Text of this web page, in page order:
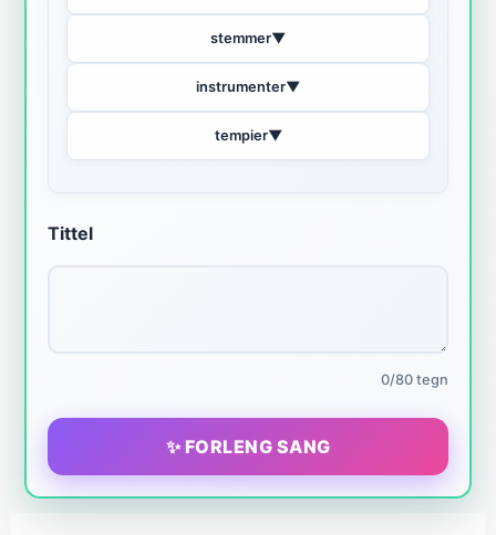
stemmer▼
instrumenter▼
tempier▼
Tittel
0/80 tegn
✨ FORLENG SANG